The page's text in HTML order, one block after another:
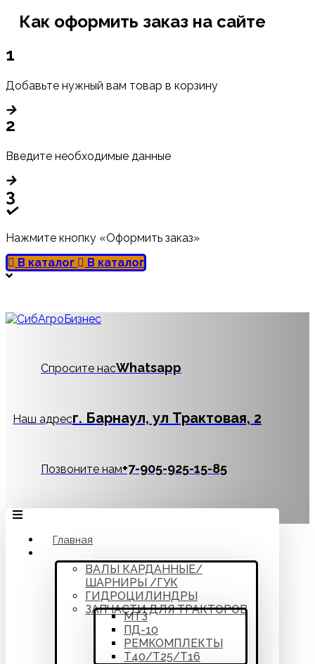
Как оформить заказ на сайте
1
Добавьте нужный вам товар в корзину
2
Введите необходимые данные
3
Нажмите кнопку «Оформить заказ»
В каталог
В каталог
Спросите насWhatsapp
Наш адресг. Барнаул, ул Трактовая, 2
Позвоните нам‪+7-905-925-15-85
Главная
ВАЛЫ КАРДАННЫЕ/
ШАРНИРЫ /ГУК
ГИДРОЦИЛИНДРЫ
ЗАПЧАСТИ ДЛЯ ТРАКТОРОВ
МТЗ
ПД-10
РЕМКОМПЛЕКТЫ
Т40/Т25/Т16